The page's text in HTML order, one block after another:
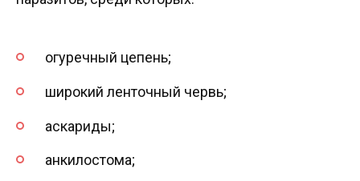
огуречный цепень;
широкий ленточный червь;
аскариды;
анкилостома;